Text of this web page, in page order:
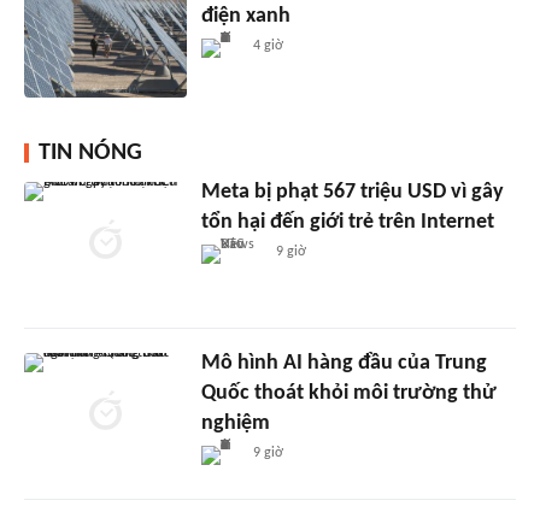
điện xanh
4 giờ
TIN NÓNG
Meta bị phạt 567 triệu USD vì gây
tổn hại đến giới trẻ trên Internet
9 giờ
Mô hình AI hàng đầu của Trung
Quốc thoát khỏi môi trường thử
nghiệm
9 giờ